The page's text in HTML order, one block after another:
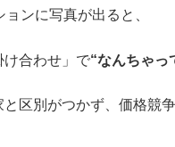
ンに写真が出ると、
け合わせ」で“なんちゃっ
区別がつかず、価格競争